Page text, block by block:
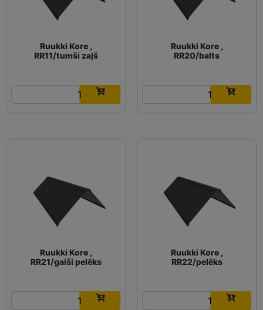
Ruukki Kore ,
RR11/tumši zaļš
16.03€
Ruukki Kore ,
RR20/balts
16.03€
Ruukki Kore ,
RR21/gaiši pelēks
16.03€
Ruukki Kore ,
RR22/pelēks
16.03€